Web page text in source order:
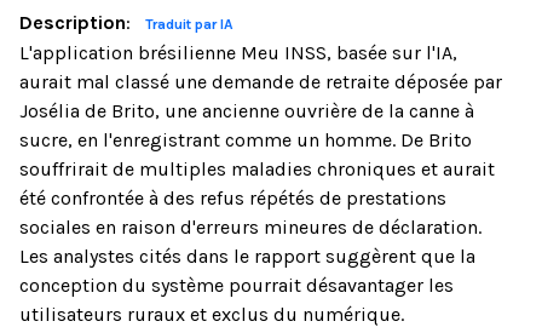
Description: Traduit par IA
L'application brésilienne Meu INSS, basée sur l'IA,
aurait mal classé une demande de retraite déposée par
Josélia de Brito, une ancienne ouvrière de la canne à
sucre, en l'enregistrant comme un homme. De Brito
souffrirait de multiples maladies chroniques et aurait
été confrontée à des refus répétés de prestations
sociales en raison d'erreurs mineures de déclaration.
Les analystes cités dans le rapport suggèrent que la
conception du système pourrait désavantager les
utilisateurs ruraux et exclus du numérique.